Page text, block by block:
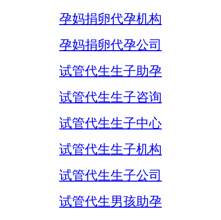
孕妈捐卵代孕机构
孕妈捐卵代孕公司
试管代生生子助孕
试管代生生子咨询
试管代生生子中心
试管代生生子机构
试管代生生子公司
试管代生男孩助孕